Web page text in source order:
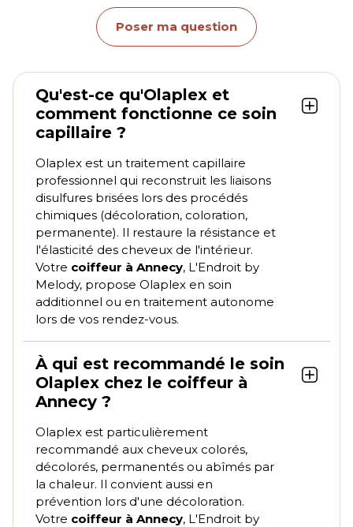
Poser ma question
Qu'est-ce qu'Olaplex et
comment fonctionne ce soin
capillaire ?
Olaplex est un traitement capillaire
professionnel qui reconstruit les liaisons
disulfures brisées lors des procédés
chimiques (décoloration, coloration,
permanente). Il restaure la résistance et
l'élasticité des cheveux de l'intérieur.
Votre coiffeur à Annecy, L'Endroit by
Melody, propose Olaplex en soin
additionnel ou en traitement autonome
lors de vos rendez-vous.
À qui est recommandé le soin
Olaplex chez le coiffeur à
Annecy ?
Olaplex est particulièrement
recommandé aux cheveux colorés,
décolorés, permanentés ou abîmés par
la chaleur. Il convient aussi en
prévention lors d'une décoloration.
Votre coiffeur à Annecy, L'Endroit by